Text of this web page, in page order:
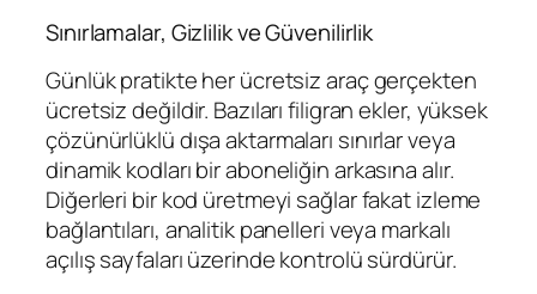
Sınırlamalar, Gizlilik ve Güvenilirlik
Günlük pratikte her ücretsiz araç gerçekten
ücretsiz değildir. Bazıları filigran ekler, yüksek
çözünürlüklü dışa aktarmaları sınırlar veya
dinamik kodları bir aboneliğin arkasına alır.
Diğerleri bir kod üretmeyi sağlar fakat izleme
bağlantıları, analitik panelleri veya markalı
açılış sayfaları üzerinde kontrolü sürdürür.